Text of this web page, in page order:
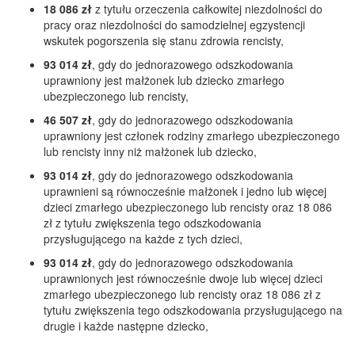
18 086 zł z tytułu orzeczenia całkowitej niezdolności do
pracy oraz niezdolności do samodzielnej egzystencji
wskutek pogorszenia się stanu zdrowia rencisty,
93 014 zł, gdy do jednorazowego odszkodowania
uprawniony jest małżonek lub dziecko zmarłego
ubezpieczonego lub rencisty,
46 507 zł, gdy do jednorazowego odszkodowania
uprawniony jest członek rodziny zmarłego ubezpieczonego
lub rencisty inny niż małżonek lub dziecko,
93 014 zł, gdy do jednorazowego odszkodowania
uprawnieni są równocześnie małżonek i jedno lub więcej
dzieci zmarłego ubezpieczonego lub rencisty oraz 18 086
zł z tytułu zwiększenia tego odszkodowania
przysługującego na każde z tych dzieci,
93 014 zł, gdy do jednorazowego odszkodowania
uprawnionych jest równocześnie dwoje lub więcej dzieci
zmarłego ubezpieczonego lub rencisty oraz 18 086 zł z
tytułu zwiększenia tego odszkodowania przysługującego na
drugie i każde następne dziecko,